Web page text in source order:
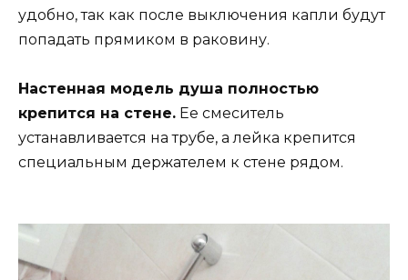
удобно, так как после выключения капли будут
попадать прямиком в раковину.
Настенная модель душа полностью
крепится на стене. Ее смеситель
устанавливается на трубе, а лейка крепится
специальным держателем к стене рядом.